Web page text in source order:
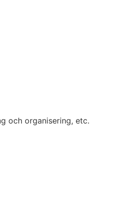
och organisering, etc.